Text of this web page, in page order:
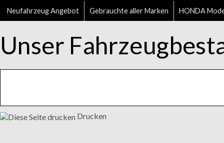
Neufahrzeug Angebot Gebrauchte aller Marken HONDA
Unser
Drucken